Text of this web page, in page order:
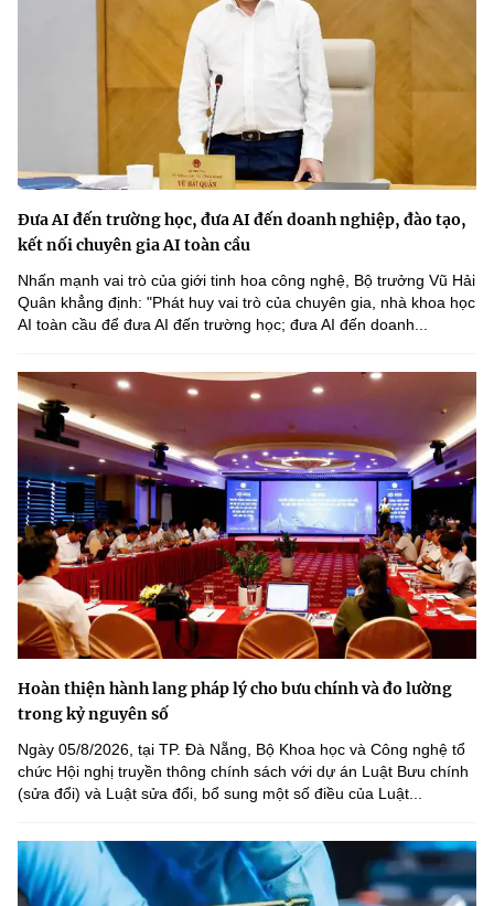
Đưa AI đến trường học, đưa AI đến doanh nghiệp, đào tạo,
kết nối chuyên gia AI toàn cầu
Nhấn mạnh vai trò của giới tinh hoa công nghệ, Bộ trưởng Vũ Hải
Quân khẳng định: "Phát huy vai trò của chuyên gia, nhà khoa học
AI toàn cầu để đưa AI đến trường học; đưa AI đến doanh...
Hoàn thiện hành lang pháp lý cho bưu chính và đo lường
trong kỷ nguyên số
Ngày 05/8/2026, tại TP. Đà Nẵng, Bộ Khoa học và Công nghệ tổ
chức Hội nghị truyền thông chính sách với dự án Luật Bưu chính
(sửa đổi) và Luật sửa đổi, bổ sung một số điều của Luật...